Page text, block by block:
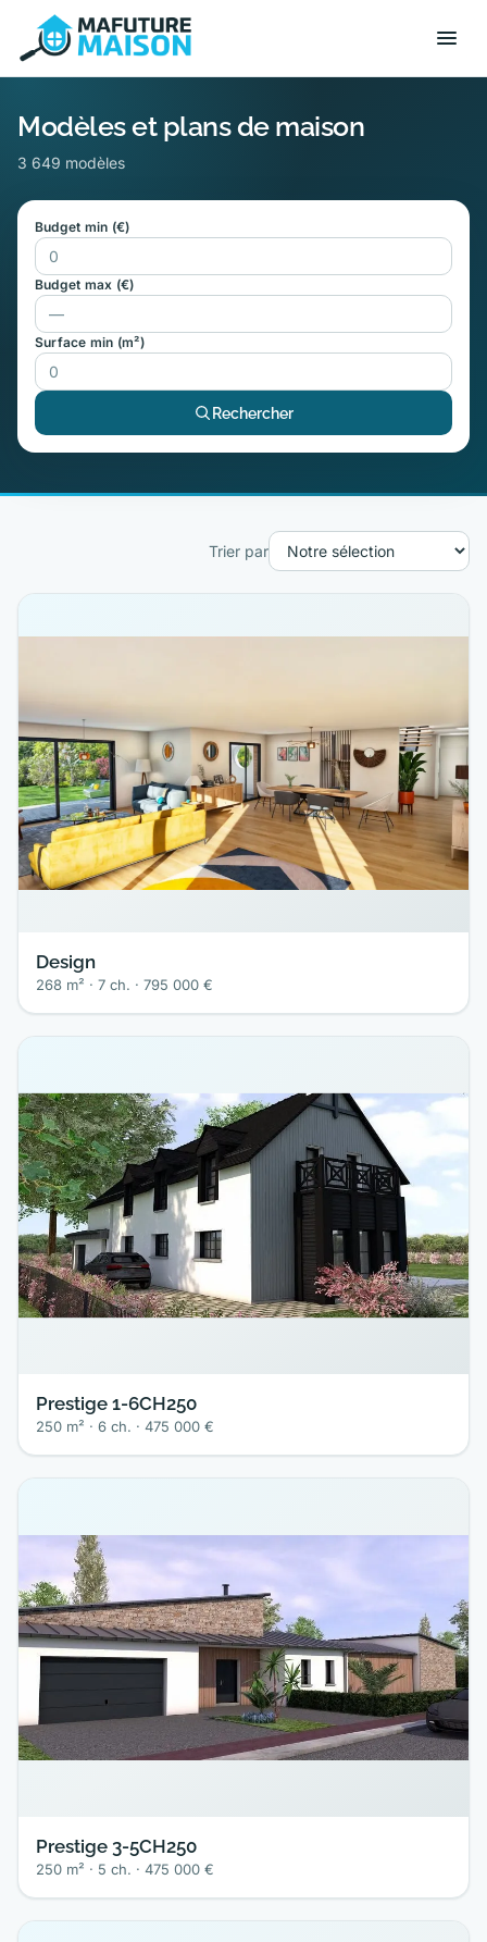
Modèles et plans de maison
3 649 modèles
Budget min (€)
Budget max (€)
Surface min (m²)
Rechercher
Trier par
Design
268 m² · 7 ch. · 795 000 €
Prestige 1-6CH250
250 m² · 6 ch. · 475 000 €
Prestige 3-5CH250
250 m² · 5 ch. · 475 000 €